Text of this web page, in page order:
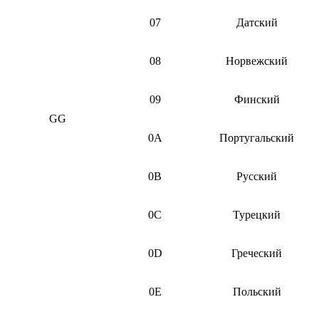
GG
07 Датский
08 Норвежский
09 Финский
0A Португальский
0B Русский
0C Турецкий
0D Греческий
0E Польский